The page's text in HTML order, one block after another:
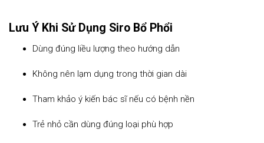
Lưu Ý Khi Sử Dụng Siro Bổ Phổi
Dùng đúng liều lượng theo hướng dẫn
Không nên lạm dụng trong thời gian dài
Tham khảo ý kiến bác sĩ nếu có bệnh nền
Trẻ nhỏ cần dùng đúng loại phù hợp